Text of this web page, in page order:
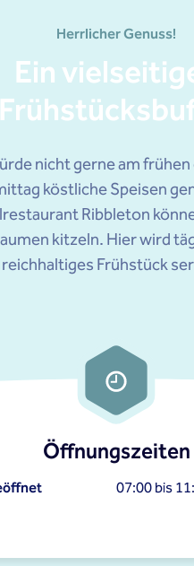
Herrlicher Genuss!
Ein
nicht gerne am
köstliche Speisen
Ribbleton
kitzeln. Hier wird
reichhaltiges Frühstück
Öffnungszeiten
07:00 bis